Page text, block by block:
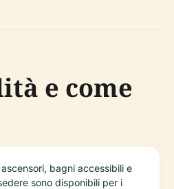
e come
ascensori, bagni accessibili e
sono disponibili per i